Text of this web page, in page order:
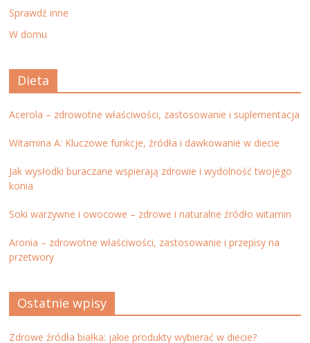
Sprawdź inne
W domu
Dieta
Acerola – zdrowotne właściwości, zastosowanie i suplementacja
Witamina A: Kluczowe funkcje, źródła i dawkowanie w diecie
Jak wysłodki buraczane wspierają zdrowie i wydolność twojego
konia
Soki warzywne i owocowe – zdrowe i naturalne źródło witamin
Aronia – zdrowotne właściwości, zastosowanie i przepisy na
przetwory
Ostatnie wpisy
Zdrowe źródła białka: jakie produkty wybierać w diecie?